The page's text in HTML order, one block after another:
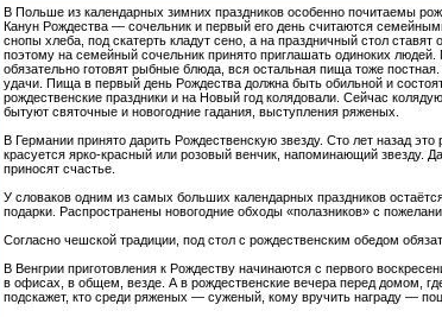
В Польше из календарных зимних праздников особенно почитаемы
Канун Рождества — сочельник и первый его день считаются
снопы хлеба, под скатерть кладут сено, а на праздничный стол
поэтому на семейный сочельник принято приглашать одиноких
обязательно готовят рыбные блюда, вся остальная пища тоже
удачи. Пища в первый день Рождества должна быть обильной и
рождественские праздники и на Новый год колядовали. Сейчас
бытуют святочные и новогодние гадания, выступления ряженых.
В Германии принято дарить Рождественскую звезду. Сто лет назад
красуется ярко-красный или розовый венчик, напоминающий звезду.
приносят счастье.
У словаков одним из самых больших календарных праздников
подарки. Распространены новогодние обходы «полазников» с
Согласно чешской традиции, под стол с рождественским обедом
В Венгрии приготовления к Рождеству начинаются с первого
в офисах, в общем, везде. А в рождественские вечера перед домом,
подскажет, кто среди ряженых — суженый, кому вручить награду —